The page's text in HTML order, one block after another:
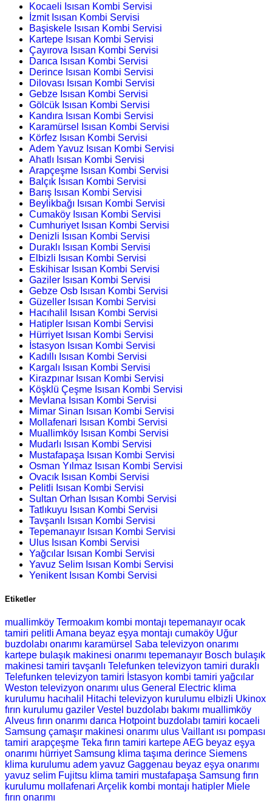
Kocaeli Isısan Kombi Servisi
İzmit Isısan Kombi Servisi
Başiskele Isısan Kombi Servisi
Kartepe Isısan Kombi Servisi
Çayırova Isısan Kombi Servisi
Darıca Isısan Kombi Servisi
Derince Isısan Kombi Servisi
Dilovası Isısan Kombi Servisi
Gebze Isısan Kombi Servisi
Gölcük Isısan Kombi Servisi
Kandıra Isısan Kombi Servisi
Karamürsel Isısan Kombi Servisi
Körfez Isısan Kombi Servisi
Adem Yavuz Isısan Kombi Servisi
Ahatlı Isısan Kombi Servisi
Arapçeşme Isısan Kombi Servisi
Balçık Isısan Kombi Servisi
Barış Isısan Kombi Servisi
Beylikbağı Isısan Kombi Servisi
Cumaköy Isısan Kombi Servisi
Cumhuriyet Isısan Kombi Servisi
Denizli Isısan Kombi Servisi
Duraklı Isısan Kombi Servisi
Elbizli Isısan Kombi Servisi
Eskihisar Isısan Kombi Servisi
Gaziler Isısan Kombi Servisi
Gebze Osb Isısan Kombi Servisi
Güzeller Isısan Kombi Servisi
Hacıhalil Isısan Kombi Servisi
Hatipler Isısan Kombi Servisi
Hürriyet Isısan Kombi Servisi
İstasyon Isısan Kombi Servisi
Kadıllı Isısan Kombi Servisi
Kargalı Isısan Kombi Servisi
Kirazpınar Isısan Kombi Servisi
Köşklü Çeşme Isısan Kombi Servisi
Mevlana Isısan Kombi Servisi
Mimar Sinan Isısan Kombi Servisi
Mollafenari Isısan Kombi Servisi
Muallimköy Isısan Kombi Servisi
Mudarlı Isısan Kombi Servisi
Mustafapaşa Isısan Kombi Servisi
Osman Yılmaz Isısan Kombi Servisi
Ovacık Isısan Kombi Servisi
Pelitli Isısan Kombi Servisi
Sultan Orhan Isısan Kombi Servisi
Tatlıkuyu Isısan Kombi Servisi
Tavşanlı Isısan Kombi Servisi
Tepemanayır Isısan Kombi Servisi
Ulus Isısan Kombi Servisi
Yağcılar Isısan Kombi Servisi
Yavuz Selim Isısan Kombi Servisi
Yenikent Isısan Kombi Servisi
Etiketler
muallimköy Termoakım kombi montajı tepemanayır ocak
tamiri pelitli Amana beyaz eşya montajı cumaköy Uğur
buzdolabı onarımı karamürsel Saba televizyon onarımı
kartepe bulaşık makinesi onarımı tepemanayır Bosch bulaşık
makinesi tamiri tavşanlı Telefunken televizyon tamiri duraklı
Telefunken televizyon tamiri İstasyon kombi tamiri yağcılar
Weston televizyon onarımı ulus General Electric klima
kurulumu hacıhalil Hitachi televizyon kurulumu elbizli Ukinox
fırın kurulumu gaziler Vestel buzdolabı bakımı muallimköy
Alveus fırın onarımı darıca Hotpoint buzdolabı tamiri kocaeli
Samsung çamaşır makinesi onarımı ulus Vaillant ısı pompası
tamiri arapçeşme Teka fırın tamiri kartepe AEG beyaz eşya
onarımı hürriyet Samsung klima taşıma derince Siemens
klima kurulumu adem yavuz Gaggenau beyaz eşya onarımı
yavuz selim Fujitsu klima tamiri mustafapaşa Samsung fırın
kurulumu mollafenari Arçelik kombi montajı hatipler Miele
fırın onarımı